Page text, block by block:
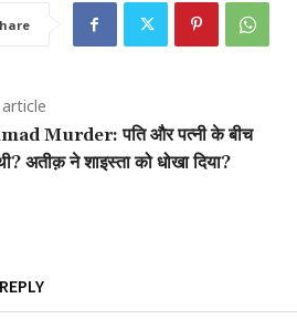
Murder: पति और पत्नी के बीच
अतीक़ ने शाइस्ता को धोखा दिया?